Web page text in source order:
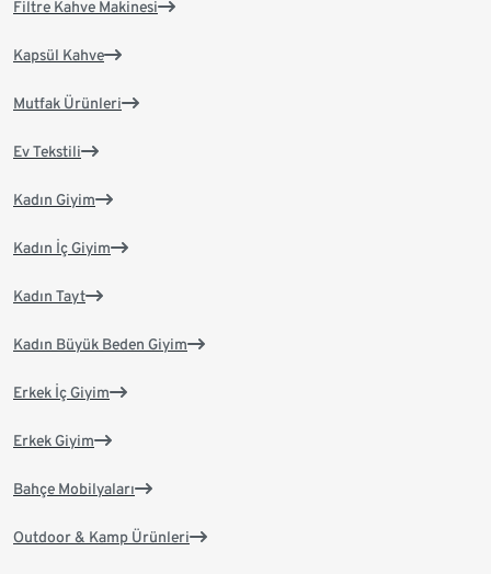
Filtre Kahve Makinesi
Kapsül Kahve
Mutfak Ürünleri
Ev Tekstili
Kadın Giyim
Kadın İç Giyim
Kadın Tayt
Kadın Büyük Beden Giyim
Erkek İç Giyim
Erkek Giyim
Bahçe Mobilyaları
Outdoor & Kamp Ürünleri